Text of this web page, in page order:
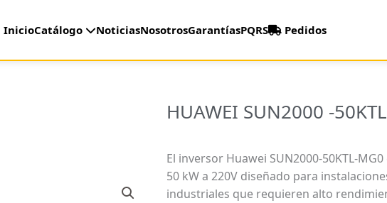
InicioCatálogo NoticiasNosotrosGarantíasPQRS Pedidos
HUAWEI SUN2000 -
El inversor Huawei SUN2000-50KTL-
50 kW a 220V diseñado para
industriales que requieren alto